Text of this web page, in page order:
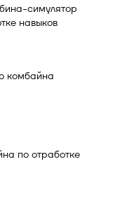
симулятор
навыков